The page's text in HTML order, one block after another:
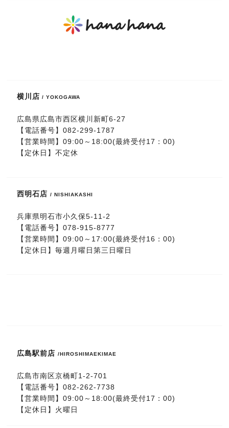
横川店 / YOKOGAWA
広島県広島市西区横川新町6-27
【電話番号】082-299-1787
【営業時間】09:00～18:00(最終受付17：00)
【定休日】不定休
西明石店/ NISHIAKASHI
兵庫県明石市小久保5-11-2
【電話番号】078-915-8777
【営業時間】09:00～17:00(最終受付16：00)
【定休日】毎週月曜日第三日曜日
広島駅前店/HIROSHIMAEKIMAE
広島市南区京橋町1-2-701
【電話番号】082-262-7738
【営業時間】09:00～18:00(最終受付17：00)
【定休日】火曜日